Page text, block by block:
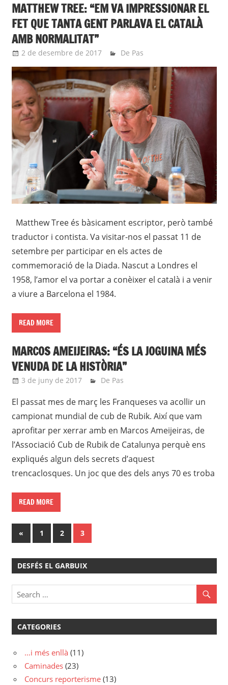
MATTHEW TREE: “EM VA IMPRESSIONAR EL
FET QUE TANTA GENT PARLAVA EL CATALÀ
AMB NORMALITAT”
2 de desembre de 2017 roger
De Pas
Matthew Tree és bàsicament escriptor, però també
traductor i contista. Va visitar-nos el passat 11 de
setembre per participar en els actes de
commemoració de la Diada. Nascut a Londres el
1958, l’amor el va portar a conèixer el català i a venir
a viure a Barcelona el 1984.
READ MORE
MARCOS AMEIJEIRAS: “ÉS LA JOGUINA MÉS
VENUDA DE LA HISTÒRIA”
3 de juny de 2017 roger
De Pas
El passat mes de març les Franqueses va acollir un
campionat mundial de cub de Rubik. Així que vam
aprofitar per xerrar amb en Marcos Ameijeiras, de
l’Associació Cub de Rubik de Catalunya perquè ens
expliqués algun dels secrets d’aquest
trencaclosques. Un joc que des dels anys 70 es troba
READ MORE
Paginació
les
entrades
«Previous
Posts
1 2 3
DESFÉS EL GARBUIX
CATEGORIES
…i més enllà (11)
Caminades (23)
Concurs reporterisme (13)